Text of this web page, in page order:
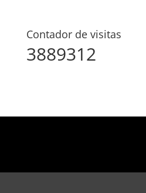
Contador de visitas
3889312